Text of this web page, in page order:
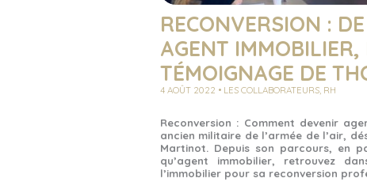
RECONVERSION :
AGENT IMMOBILIER,
TÉMOIGNAGE DE
4 AOÛT 2022 • LES COLLABORATEURS, RH
Reconversion : Comment devenir
ancien militaire de l’armée de l’air,
Martinot. Depuis son parcours, en
qu’agent immobilier, retrouvez
l’immobilier pour sa reconversion